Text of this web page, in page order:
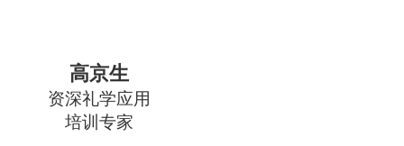
高京生
资深礼学应用
培训专家